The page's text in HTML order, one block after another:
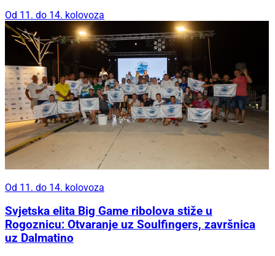
Od 11. do 14. kolovoza
Od 11. do 14. kolovoza
Svjetska elita Big Game ribolova stiže u
Rogoznicu: Otvaranje uz Soulfingers, završnica
uz Dalmatino